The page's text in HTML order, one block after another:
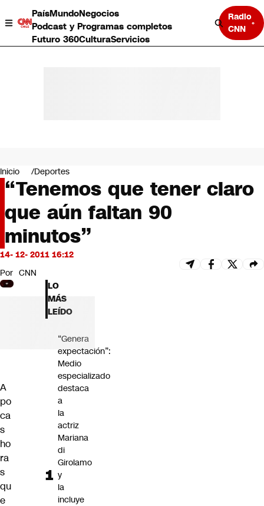
PaísMundoNegocios
Podcast y Programas completos
Futuro 360CulturaServicios
Radio
CNN
Negocios
Deportes
Programas completos
Cultura
Servicios
Bits
CNN tiempo
Futuro 360
Opinión
Inicio Deportes
“Tenemos que tener claro
que aún faltan 90
minutos”
14- 12- 2011 16:12
Por CNN
A
po
ca
s
ho
ra
s
qu
e
LO
MÁS
LEÍDO
“Genera
expectación”:
Medio
especializado
destaca
a
la
actriz
Mariana
di
Girolamo
y
la
incluye